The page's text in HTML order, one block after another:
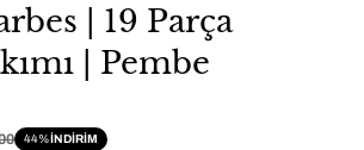
| 19 Parça
| Pembe
44%INDIRIM